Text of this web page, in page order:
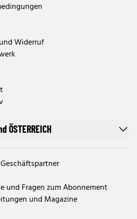
Widerruf
und Fragen zum Abonnement
und Magazine